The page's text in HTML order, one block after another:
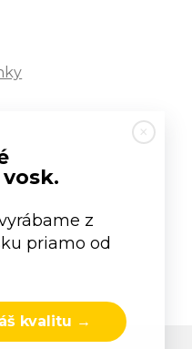
z
priamo od
kvalitu →